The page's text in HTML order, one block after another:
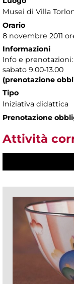
Musei di Villa
Orario
8 novembre 2011
Informazioni
Info e
sabato 9.00-13.00
(prenotazione
Tipo
Iniziativa didattica
Prenotazione
Attività